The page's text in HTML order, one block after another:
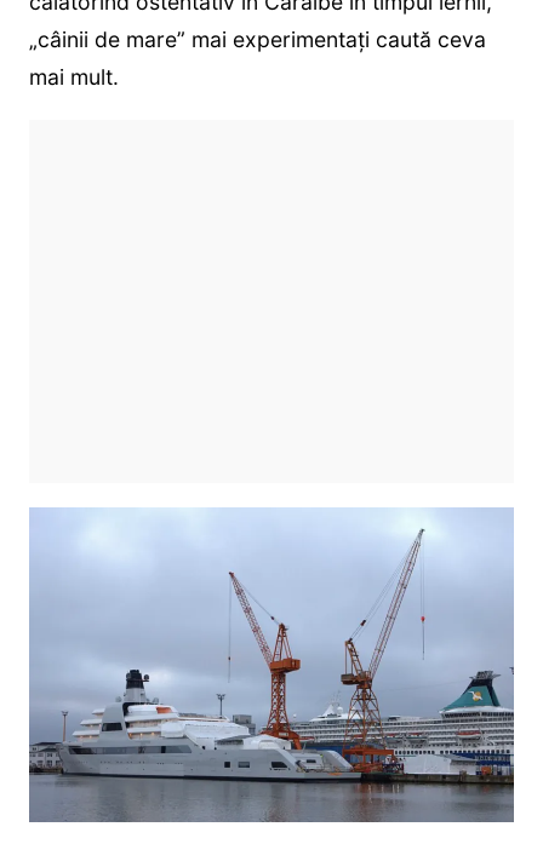
„câinii de mare” mai experimentați caută ceva
mai mult.